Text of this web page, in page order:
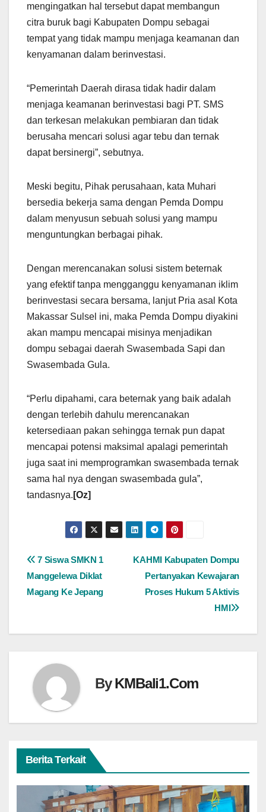
mengingatkan hal tersebut dapat membangun
citra buruk bagi Kabupaten Dompu sebagai
tempat yang tidak mampu menjaga keamanan dan
kenyamanan dalam berinvestasi.
“Pemerintah Daerah dirasa tidak hadir dalam
menjaga keamanan berinvestasi bagi PT. SMS
dan terkesan melakukan pembiaran dan tidak
berusaha mencari solusi agar tebu dan ternak
dapat bersinergi”, sebutnya.
Meski begitu, Pihak perusahaan, kata Muhari
bersedia bekerja sama dengan Pemda Dompu
dalam menyusun sebuah solusi yang mampu
menguntungkan berbagai pihak.
Dengan merencanakan solusi sistem beternak
yang efektif tanpa mengganggu kenyamanan iklim
berinvestasi secara bersama, lanjut Pria asal Kota
Makassar Sulsel ini, maka Pemda Dompu diyakini
akan mampu mencapai misinya menjadikan
dompu sebagai daerah Swasembada Sapi dan
Swasembada Gula.
“Perlu dipahami, cara beternak yang baik adalah
dengan terlebih dahulu merencanakan
ketersediaan pakan sehingga ternak pun dapat
mencapai potensi maksimal apalagi pemerintah
juga saat ini memprogramkan swasembada ternak
sama hal nya dengan swasembada gula”,
tandasnya. [Oz]
Navigasi
pos
KAHMI Kabupaten Dompu
Pertanyakan Kewajaran
Proses Hukum 5 Aktivis
HMI
7 Siswa SMKN 1
Manggelewa Diklat
Magang Ke Jepang
ByKMBali1.Com
Berita Terkait